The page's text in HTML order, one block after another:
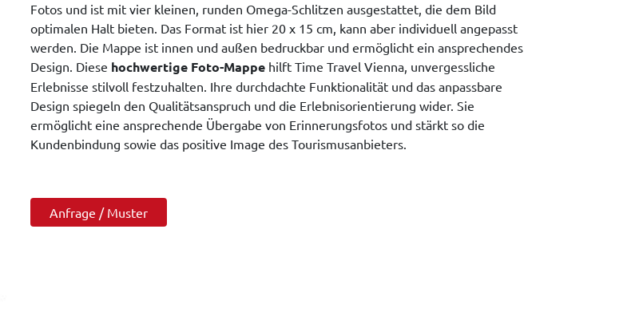
Fotos und ist mit vier kleinen, runden Omega-Schlitzen ausgestattet, die dem Bild
optimalen Halt bieten. Das Format ist hier 20 x 15 cm, kann aber individuell angepasst
werden. Die Mappe ist innen und außen bedruckbar und ermöglicht ein ansprechendes
Design. Diese hochwertige Foto-Mappe hilft Time Travel Vienna, unvergessliche
Erlebnisse stilvoll festzuhalten. Ihre durchdachte Funktionalität und das anpassbare
Design spiegeln den Qualitätsanspruch und die Erlebnisorientierung wider. Sie
ermöglicht eine ansprechende Übergabe von Erinnerungsfotos und stärkt so die
Kundenbindung sowie das positive Image des Tourismusanbieters.
Anfrage / Muster